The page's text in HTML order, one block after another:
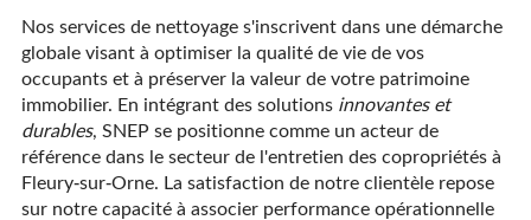
Nos services de nettoyage s'inscrivent dans une démarche
globale visant à optimiser la qualité de vie de vos
occupants et à préserver la valeur de votre patrimoine
immobilier. En intégrant des solutions innovantes et
durables, SNEP se positionne comme un acteur de
référence dans le secteur de l'entretien des copropriétés à
Fleury-sur-Orne. La satisfaction de notre clientèle repose
sur notre capacité à associer performance opérationnelle